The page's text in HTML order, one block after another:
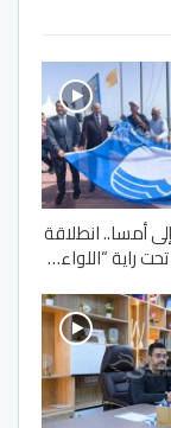
أمسا.. انطلاقة